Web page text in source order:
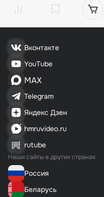
Вконтакте
YouTube
MAX
Telegram
Яндекс Дзен
hmruvideo.ru
rutube
Наши сайты в других странах
Россия
Беларусь